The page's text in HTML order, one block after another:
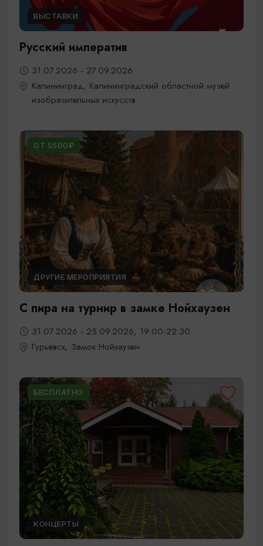
ВЫСТАВКИ
Русский императив
31.07.2026 - 27.09.2026
Калининград, Калининградский областной музей
изобразительных искусств
ОТ 5500₽
ДРУГИЕ МЕРОПРИЯТИЯ
С пира на турнир в замке Нойхаузен
31.07.2026 - 25.09.2026, 19:00-22:30
Гурьевск, Замок Нойхаузен
БЕСПЛАТНО
КОНЦЕРТЫ